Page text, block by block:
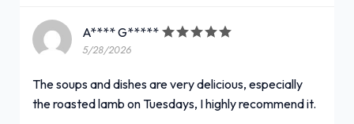
A**** G*****
5/28/2026
The soups and dishes are very delicious, especially
the roasted lamb on Tuesdays, I highly recommend it.